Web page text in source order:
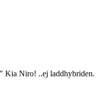
Kia Niro! ..ej laddhybriden.